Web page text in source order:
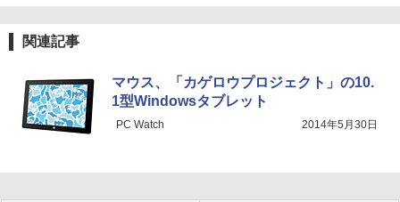
関連記事
マウス、「カゲロウプロジェクト」の10.
1型Windowsタブレット
PC Watch 2014年5月30日